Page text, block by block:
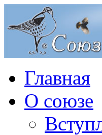
Главная
О союзе